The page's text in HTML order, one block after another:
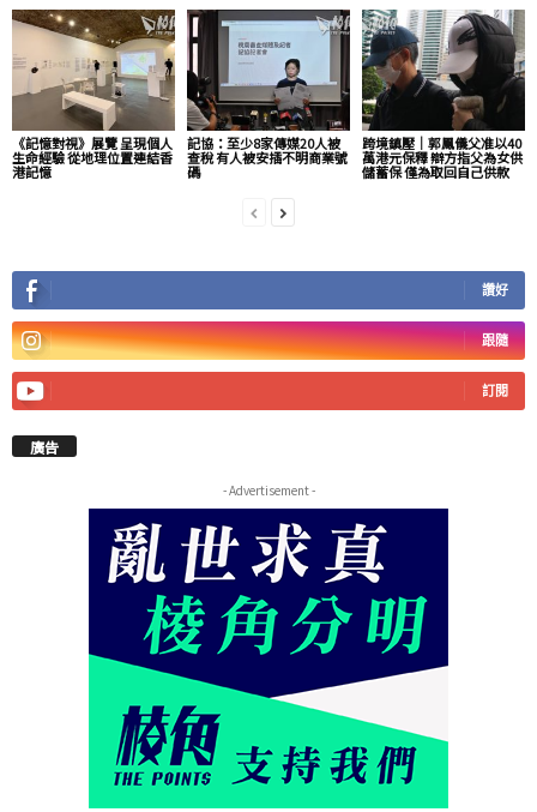
《記憶對視》展覽 呈現個人
生命經驗 從地理位置連結香
港記憶
記協：至少8家傳媒20人被
查稅 有人被安插不明商業號
碼
跨境鎮壓｜郭鳳儀父准以40
萬港元保釋 辯方指父為女供
儲蓄保 僅為取回自己供款
讚好
跟隨
訂閱
廣告
- Advertisement -